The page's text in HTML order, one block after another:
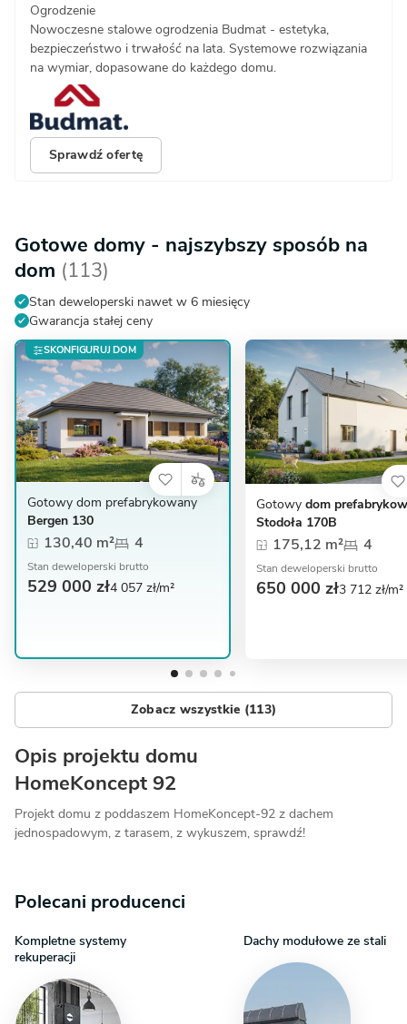
Ogrodzenie
Nowoczesne stalowe ogrodzenia Budmat - estetyka,
bezpieczeństwo i trwałość na lata. Systemowe rozwiązania
na wymiar, dopasowane do każdego domu.
Sprawdź ofertę
Gotowe domy - najszybszy sposób na
dom (113)
Stan deweloperski nawet w 6 miesięcy
Gwarancja stałej ceny
SKONFIGURUJ DOM
Gotowy dom prefabrykowany
Bergen 130
130,40 m² 4
Stan deweloperski brutto
529 000 zł4 057 zł/m²
Gotowy dom
Stodoła 170B
175,12 m² 4
Stan deweloperski brutto
650 000 zł3 712 zł/m²
Zobacz wszystkie (113)
Opis projektu domu
HomeKoncept 92
Projekt domu z poddaszem HomeKoncept-92 z dachem
jednospadowym, z tarasem, z wykuszem, sprawdź!
Polecani producenci
Kompletne systemy
rekuperacji
Dachy modułowe ze stali